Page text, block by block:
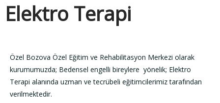
Elektro Terapi
Özel Bozova Özel Eğitim ve Rehabilitasyon Merkezi olarak
kurumumuzda; Bedensel engelli bireylere yönelik; Elektro
Terapi alanında uzman ve tecrübeli eğitimcilerimiz tarafından
verilmektedir.